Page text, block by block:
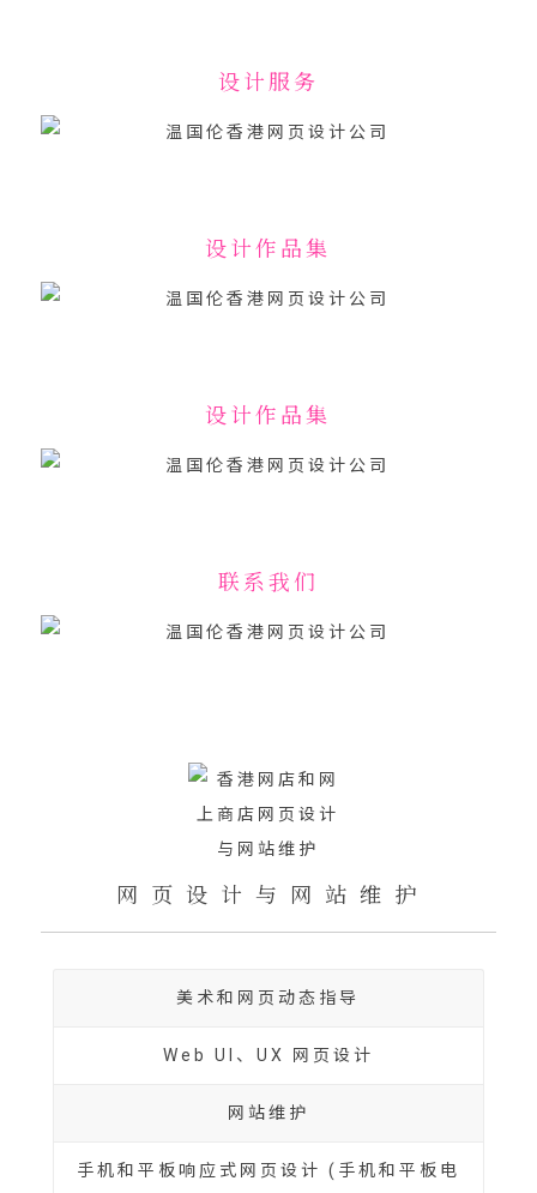
设计服务
设计作品集
设计作品集
联系我们
网 页 设 计 与 网 站 维 护
美术和网页动态指导
Web UI、UX 网页设计
网站维护
手机和平板响应式网页设计 (手机和平板电